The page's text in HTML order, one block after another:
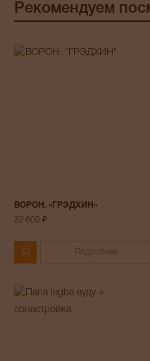
Рекомендуем
ВОРОН. «ГРЭДХИН»
32 600 ₽
Подробнее